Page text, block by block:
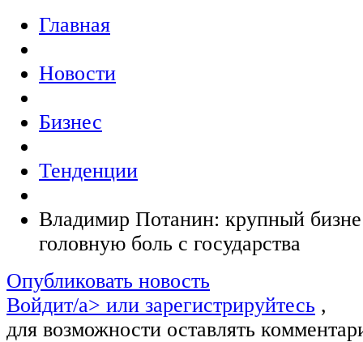
Главная
Новости
Бизнес
Тенденции
Владимир Потанин: крупный
головную боль с государства
Опубликовать новость
Войдит/a> или зарегистрируйтесь ,
для возможности оставлять